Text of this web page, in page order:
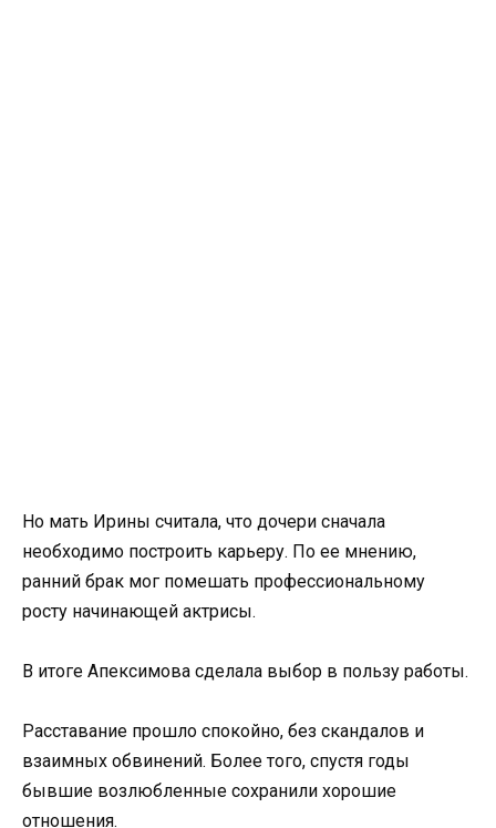
Но мать Ирины считала, что дочери сначала
необходимо построить карьеру. По ее мнению,
ранний брак мог помешать профессиональному
росту начинающей актрисы.
В итоге Апексимова сделала выбор в пользу работы.
Расставание прошло спокойно, без скандалов и
взаимных обвинений. Более того, спустя годы
бывшие возлюбленные сохранили хорошие
отношения.